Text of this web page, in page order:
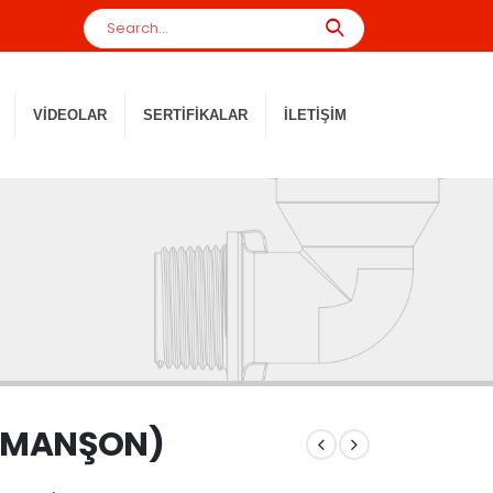
VIDEOLAR SERTIFIKALAR İLETIŞIM